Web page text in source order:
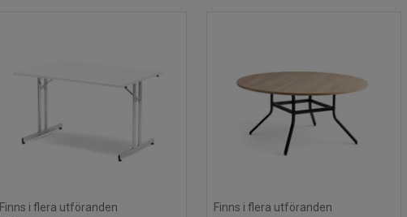
Finns i flera utföranden Finns i flera utföranden